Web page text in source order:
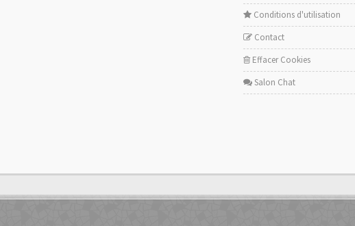
Conditions d'utilisation
Contact
Effacer Cookies
Salon Chat